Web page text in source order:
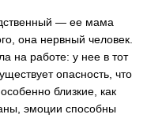
— ее мама
она нервный человек.
на работе: у нее в тот
опасность, что
близкие, как
эмоции способны